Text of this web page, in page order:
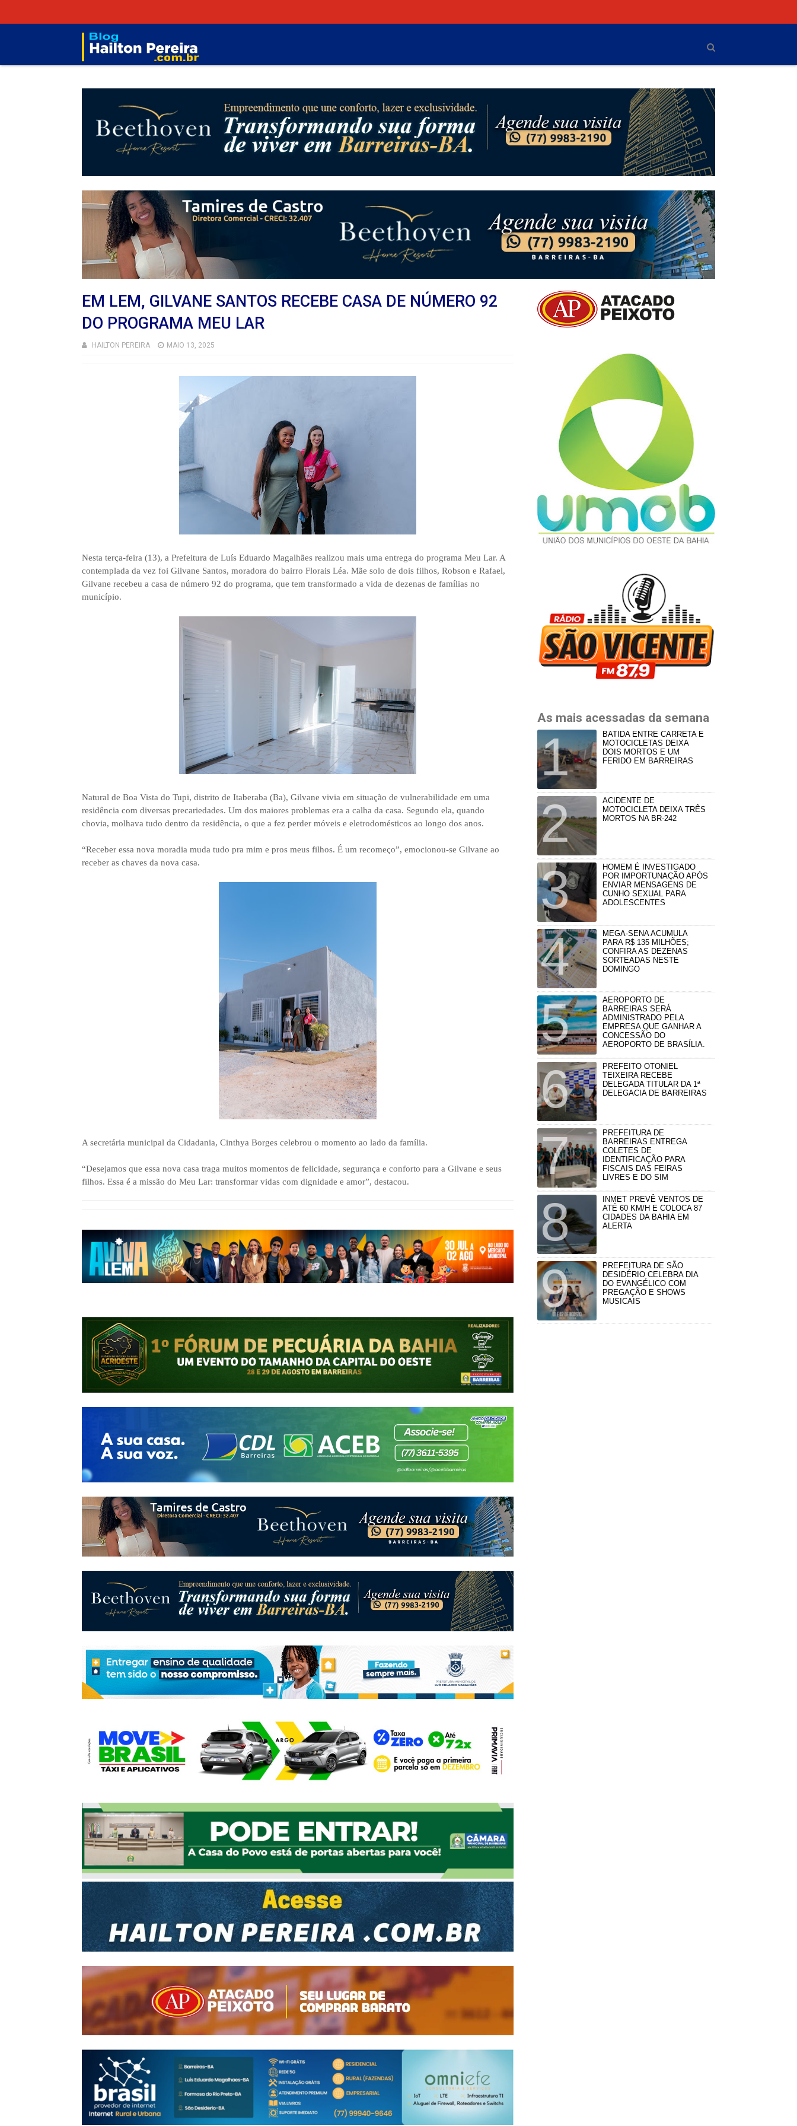
EM LEM, GILVANE SANTOS RECEBE CASA DE NÚMERO 92
DO PROGRAMA MEU LAR
HAILTON PEREIRA MAIO 13, 2025
Nesta terça-feira (13), a Prefeitura de Luís Eduardo Magalhães realizou mais uma entrega do programa Meu Lar. A
contemplada da vez foi Gilvane Santos, moradora do bairro Florais Léa. Mãe solo de dois filhos, Robson e Rafael,
Gilvane recebeu a casa de número 92 do programa, que tem transformado a vida de dezenas de famílias no
município.
Natural de Boa Vista do Tupi, distrito de Itaberaba (Ba), Gilvane vivia em situação de vulnerabilidade em uma
residência com diversas precariedades. Um dos maiores problemas era a calha da casa. Segundo ela, quando
chovia, molhava tudo dentro da residência, o que a fez perder móveis e eletrodomésticos ao longo dos anos.
“Receber essa nova moradia muda tudo pra mim e pros meus filhos. É um recomeço”, emocionou-se Gilvane ao
receber as chaves da nova casa.
A secretária municipal da Cidadania, Cinthya Borges celebrou o momento ao lado da família.
“Desejamos que essa nova casa traga muitos momentos de felicidade, segurança e conforto para a Gilvane e seus
filhos. Essa é a missão do Meu Lar: transformar vidas com dignidade e amor”, destacou.
As mais acessadas da semana
BATIDA ENTRE CARRETA E
MOTOCICLETAS DEIXA
DOIS MORTOS E UM
FERIDO EM BARREIRAS
ACIDENTE DE
MOTOCICLETA DEIXA TRÊS
MORTOS NA BR-242
HOMEM É INVESTIGADO
POR IMPORTUNAÇÃO APÓS
ENVIAR MENSAGENS DE
CUNHO SEXUAL PARA
ADOLESCENTES
MEGA-SENA ACUMULA
PARA R$ 135 MILHÕES;
CONFIRA AS DEZENAS
SORTEADAS NESTE
DOMINGO
AEROPORTO DE
BARREIRAS SERÁ
ADMINISTRADO PELA
EMPRESA QUE GANHAR A
CONCESSÃO DO
AEROPORTO DE BRASÍLIA.
PREFEITO OTONIEL
TEIXEIRA RECEBE
DELEGADA TITULAR DA 1ª
DELEGACIA DE BARREIRAS
PREFEITURA DE
BARREIRAS ENTREGA
COLETES DE
IDENTIFICAÇÃO PARA
FISCAIS DAS FEIRAS
LIVRES E DO SIM
INMET PREVÊ VENTOS DE
ATÉ 60 KM/H E COLOCA 87
CIDADES DA BAHIA EM
ALERTA
PREFEITURA DE SÃO
DESIDÉRIO CELEBRA DIA
DO EVANGÉLICO COM
PREGAÇÃO E SHOWS
MUSICAIS